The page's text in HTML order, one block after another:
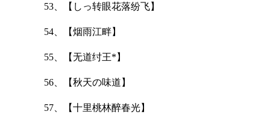
53、【しっ转眼花落纷飞】
54、【烟雨江畔】
55、【无道纣王*】
56、【秋天の味道】
57、【十里桃林醉春光】